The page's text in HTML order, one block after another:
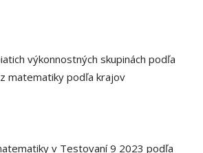
výkonnostných skupinách podľa
matematiky podľa krajov
v Testovaní 9 2023 podľa